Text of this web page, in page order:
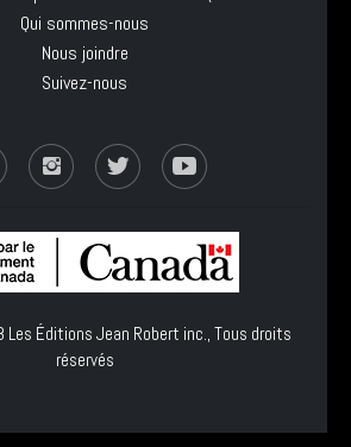
Qui sommes-nous
Nous joindre
Suivez-nous
Les Éditions Jean Robert inc., Tous droits
réservés